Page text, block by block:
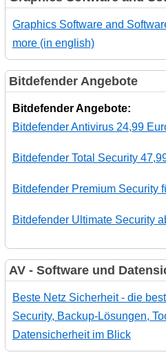
Graphics Software and
more (in english)
Bitdefender Angebote
Bitdefender Angebote:
Bitdefender Antivirus 24,99
Bitdefender Total Security
Bitdefender Premium Security
Bitdefender Ultimate Security
AV - Software und
Beste Netz Sicherheit - die
Security, Backup-Lösungen,
Datensicherheit im Blick